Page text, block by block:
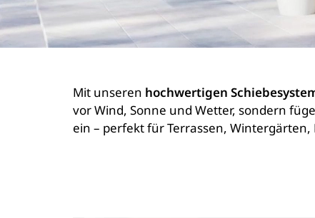
Mit unseren hochwertigen
vor Wind, Sonne und Wetter, sondern
ein – perfekt für Terrassen, Wintergärten,